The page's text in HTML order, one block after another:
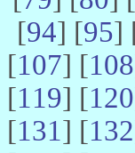
[94] [95]
[107] [108
[119] [120
[131] [132